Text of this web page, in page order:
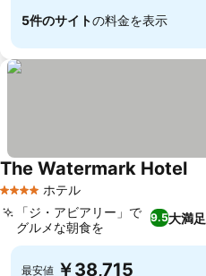
5件のサイトの料金を表示
4 ホテルのランク
ホテル
The Watermark Hotel
9.5大満足
「ジ・アビアリー」で
グルメな朝食を
最安値 ￥38,715